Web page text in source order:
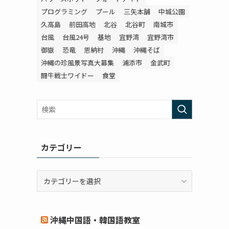
プログラミング
プール 三矢本舗
中城公園
久高島
前田高地 北谷 北谷町
南城市
台風
台風24号 基地 宜野湾
宜野湾市
御嶽
恐竜 恩納村 沖縄
沖縄そば
沖縄の珍風景写真大募集
浦添市
金武町
闘牛戦士ワイドー
食堂
カテゴリー
ー
沖縄中国語・韓国語教室